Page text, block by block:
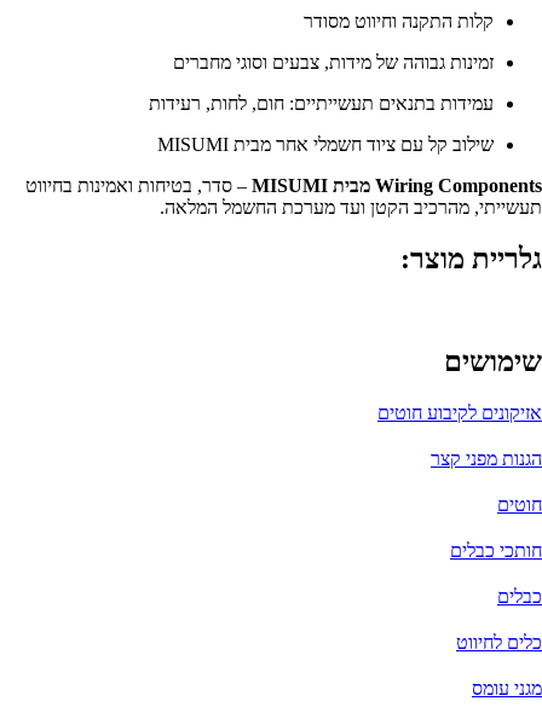
קלות התקנה וחיווט מסודר
זמינות גבוהה של מידות, צבעים וסוגי מחברים
עמידות בתנאים תעשייתיים: חום, לחות, רעידות
שילוב קל עם ציוד חשמלי אחר מבית MISUMI
Wiring Components מבית MISUMI
– סדר, בטיחות ואמינות בחיווט
תעשייתי, מהרכיב הקטן ועד מערכת החשמל המלאה.
גלריית מוצר:
שימושים
אזיקונים לקיבוע חוטים
הגנות מפני קצר
חוטים
חותכי כבלים
כבלים
כלים לחיווט
מגני עומס